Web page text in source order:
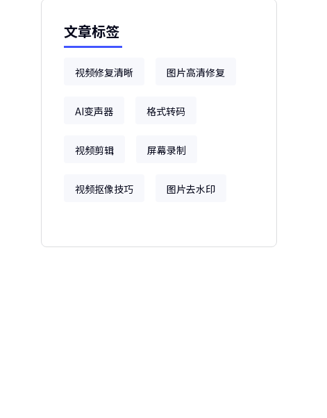
文章标签
视频修复清晰 图片高清修复
AI变声器 格式转码
视频剪辑 屏幕录制
视频抠像技巧 图片去水印